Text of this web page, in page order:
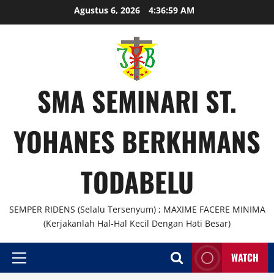
Agustus 6, 2026 4:36:59 AM
SMA SEMINARI ST.
YOHANES BERKHMANS
TODABELU
SEMPER RIDENS (Selalu Tersenyum) ; MAXIME FACERE MINIMA
(Kerjakanlah Hal-Hal Kecil Dengan Hati Besar)
WATCH